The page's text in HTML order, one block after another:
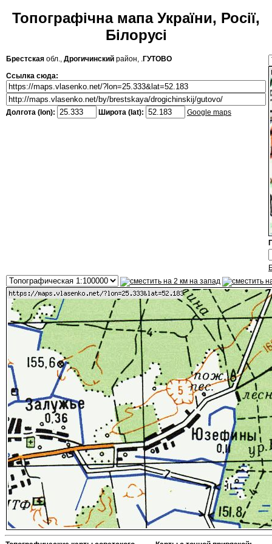
Топографічна мапа України, Росії,
Білорусі
Брестская обл., Дрогичинский район, .ГУТОВО
Ссылка сюда:
Долгота (lon): Широта (lat): Google maps